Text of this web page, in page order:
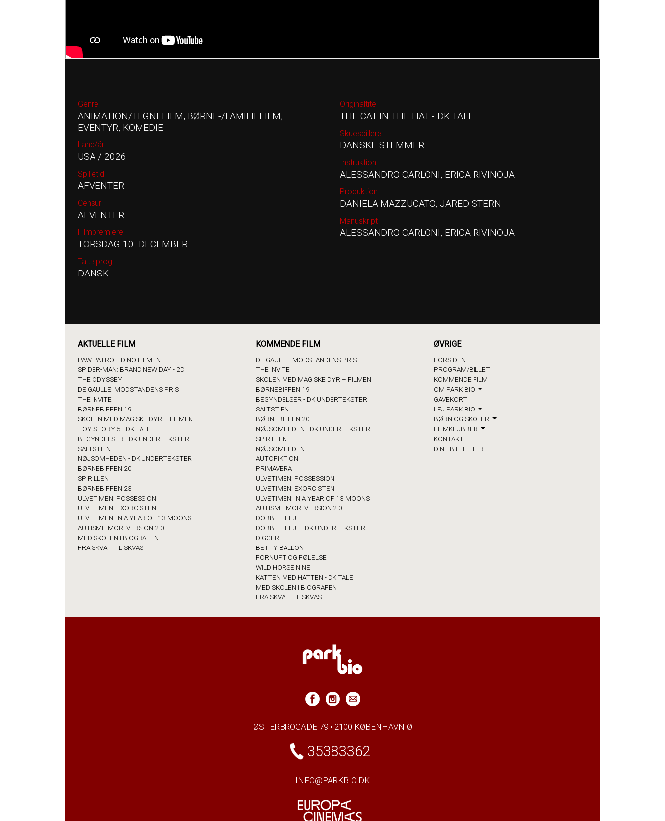
Genre
ANIMATION/TEGNEFILM, BØRNE-/FAMILIEFILM,
EVENTYR, KOMEDIE
Land/år
USA / 2026
Spilletid
AFVENTER
Censur
AFVENTER
Filmpremiere
TORSDAG 10. DECEMBER
Talt sprog
DANSK
Originaltitel
THE CAT IN THE HAT - DK TALE
Skuespillere
DANSKE STEMMER
Instruktion
ALESSANDRO CARLONI, ERICA RIVINOJA
Produktion
DANIELA MAZZUCATO, JARED STERN
Manuskript
ALESSANDRO CARLONI, ERICA RIVINOJA
AKTUELLE FILM
PAW PATROL: DINO FILMEN
SPIDER-MAN: BRAND NEW DAY - 2D
THE ODYSSEY
DE GAULLE: MODSTANDENS PRIS
THE INVITE
BØRNEBIFFEN 19
SKOLEN MED MAGISKE DYR – FILMEN
TOY STORY 5 - DK TALE
BEGYNDELSER - DK UNDERTEKSTER
SALTSTIEN
NØJSOMHEDEN - DK UNDERTEKSTER
BØRNEBIFFEN 20
SPIRILLEN
BØRNEBIFFEN 23
ULVETIMEN: POSSESSION
ULVETIMEN: EXORCISTEN
ULVETIMEN: IN A YEAR OF 13 MOONS
AUTISME-MOR: VERSION 2.0
MED SKOLEN I BIOGRAFEN
FRA SKVAT TIL SKVAS
KOMMENDE FILM
DE GAULLE: MODSTANDENS PRIS
THE INVITE
SKOLEN MED MAGISKE DYR – FILMEN
BØRNEBIFFEN 19
BEGYNDELSER - DK UNDERTEKSTER
SALTSTIEN
BØRNEBIFFEN 20
NØJSOMHEDEN - DK UNDERTEKSTER
SPIRILLEN
NØJSOMHEDEN
AUTOFIKTION
PRIMAVERA
ULVETIMEN: POSSESSION
ULVETIMEN: EXORCISTEN
ULVETIMEN: IN A YEAR OF 13 MOONS
AUTISME-MOR: VERSION 2.0
DOBBELTFEJL
DOBBELTFEJL - DK UNDERTEKSTER
DIGGER
BETTY BALLON
FORNUFT OG FØLELSE
WILD HORSE NINE
KATTEN MED HATTEN - DK TALE
MED SKOLEN I BIOGRAFEN
FRA SKVAT TIL SKVAS
ØVRIGE
FORSIDEN
PROGRAM/BILLET
KOMMENDE FILM
OM PARK BIO
GAVEKORT
LEJ PARK BIO
BØRN OG SKOLER
FILMKLUBBER
KONTAKT
DINE BILLETTER
ØSTERBROGADE 79 • 2100 KØBENHAVN Ø
35383362
INFO@PARKBIO.DK